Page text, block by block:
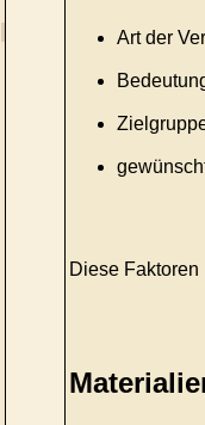
Art der
Diese